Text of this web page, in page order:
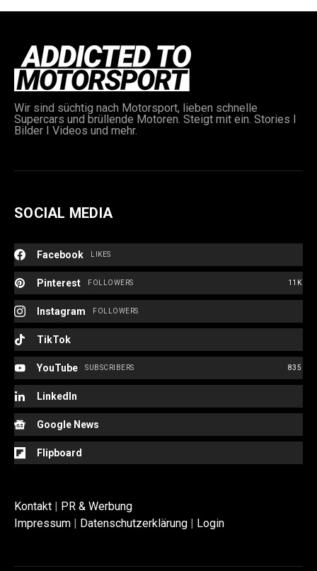
Wir sind süchtig nach Motorsport, lieben schnelle
Supercars und brüllende Motoren. Steigt mit ein. Stories I
Bilder I Videos und mehr.
SOCIAL MEDIA
Facebook LIKES
Pinterest 11K
FOLLOWERS
Instagram FOLLOWERS
TikTok
YouTube 835
SUBSCRIBERS
LinkedIn
Google News
Flipboard
Kontakt
PR & Werbung
Impressum
Datenschutzerklärung Login